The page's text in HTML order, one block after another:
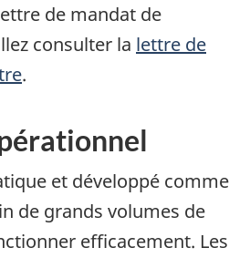
de mandat de
consulter la lettre de
.
et développé comme
de grands volumes de
efficacement. Les